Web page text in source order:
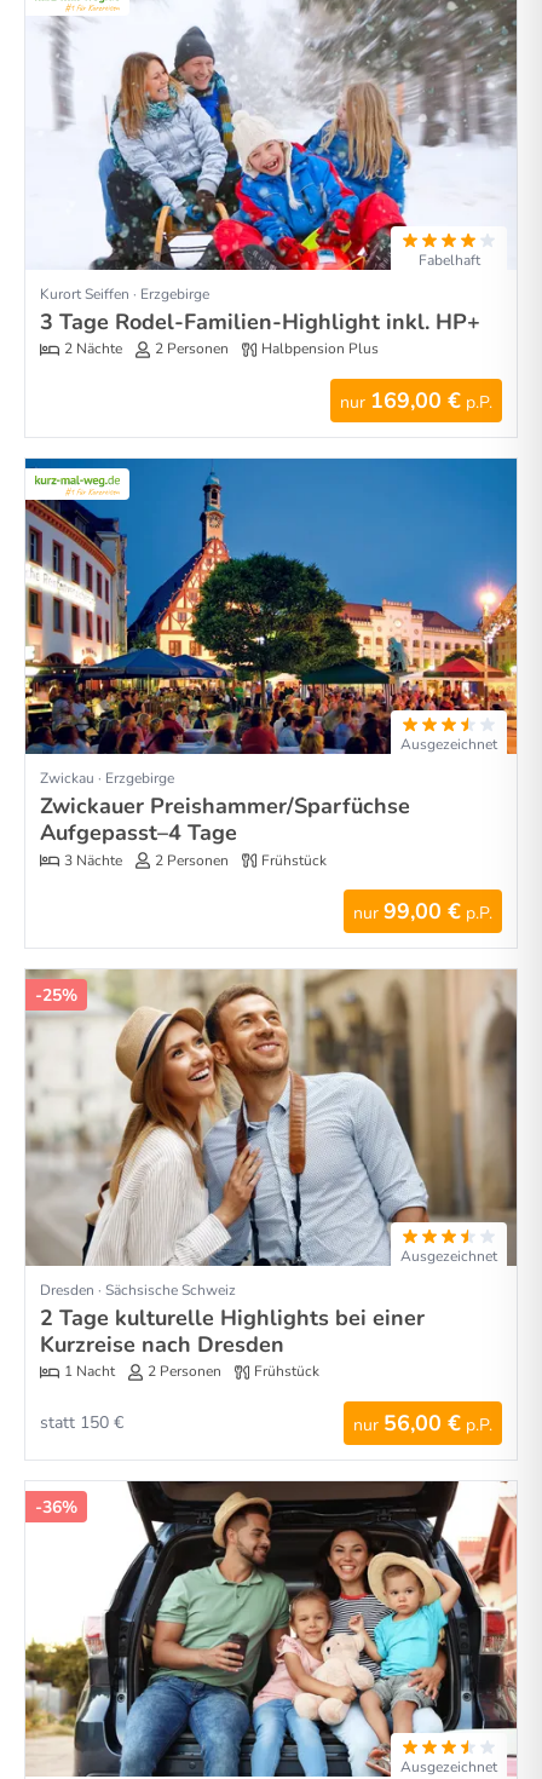
Fabelhaft
Kurort Seiffen · Erzgebirge
3 Tage Rodel-Familien-Highlight inkl. HP+
2 Nächte 2 Personen Halbpension Plus
nur 169,00 € p.P.
Ausgezeichnet
Zwickau · Erzgebirge
Zwickauer Preishammer/Sparfüchse
Aufgepasst–4 Tage
3 Nächte 2 Personen Frühstück
nur 99,00 € p.P.
-25%
Ausgezeichnet
Dresden · Sächsische Schweiz
2 Tage kulturelle Highlights bei einer
Kurzreise nach Dresden
1 Nacht 2 Personen Frühstück
nur 56,00 € p.P.
statt 150 €
-36%
Ausgezeichnet